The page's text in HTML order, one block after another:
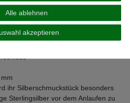
ihr Silberschmuckstück besonders
Sterlingsilber vor dem Anlaufen zu
Alle ablehnen
akzeptieren